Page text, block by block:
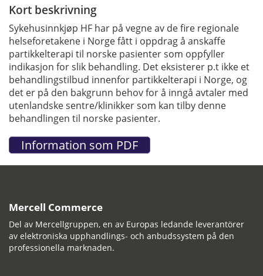
Kort beskrivning
Sykehusinnkjøp HF har på vegne av de fire regionale
helseforetakene i Norge fått i oppdrag å anskaffe
partikkelterapi til norske pasienter som oppfyller
indikasjon for slik behandling. Det eksisterer p.t ikke et
behandlingstilbud innenfor partikkelterapi i Norge, og
det er på den bakgrunn behov for å inngå avtaler med
utenlandske sentre/klinikker som kan tilby denne
behandlingen til norske pasienter.
Mercell Commerce
Del av Mercellgruppen, en av Europas ledande leverantörer
av elektroniska upphandlings- och anbudssystem på den
professionella marknaden.